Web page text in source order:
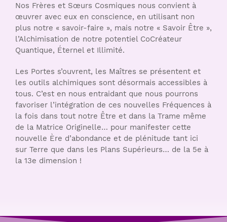
Nos Frères et Sœurs Cosmiques nous convient à
œuvrer avec eux en conscience, en utilisant non
plus notre « savoir-faire », mais notre « Savoir Être »,
l’Alchimisation de notre potentiel CoCréateur
Quantique, Éternel et Illimité.
Les Portes s’ouvrent, les Maîtres se présentent et
les outils alchimiques sont désormais accessibles à
tous. C’est en nous entraidant que nous pourrons
favoriser l’intégration de ces nouvelles Fréquences à
la fois dans tout notre Être et dans la Trame même
de la Matrice Originelle… pour manifester cette
nouvelle Ère d’abondance et de plénitude tant ici
sur Terre que dans les Plans Supérieurs… de la 5e à
la 13e dimension !